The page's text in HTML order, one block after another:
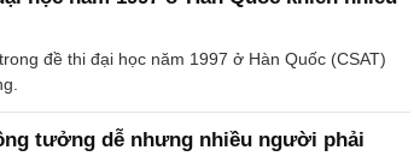
đề thi đại học năm 1997 ở Hàn Quốc (CSAT)
tưởng dễ nhưng nhiều người phải